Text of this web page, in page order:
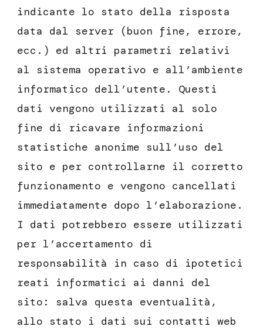
indicante lo stato della risposta
data dal server (buon fine, errore,
ecc.) ed altri parametri relativi
al sistema operativo e all’ambiente
informatico dell’utente. Questi
dati vengono utilizzati al solo
fine di ricavare informazioni
statistiche anonime sull’uso del
sito e per controllarne il corretto
funzionamento e vengono cancellati
immediatamente dopo l’elaborazione.
I dati potrebbero essere utilizzati
per l’accertamento di
responsabilità in caso di ipotetici
reati informatici ai danni del
sito: salva questa eventualità,
allo stato i dati sui contatti web